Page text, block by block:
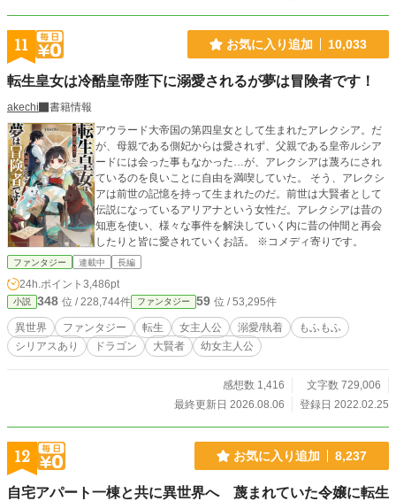
日に完結しておりますが、2021年4月14日より誤字脱字の直
し作業をしております。 作品としての変更はございません
が、修正がございます。 ご了承ください。 ※修正作業をし
ておりましたが2021年5月13日に終了致しました。 依然と
11 お気に入り追加 10,033
転生皇女は冷酷皇帝陛下に溺愛されるが夢は冒険者です！
akechi
書籍情報
アウラード大帝国の第四皇女として生まれたアレクシア。だ
が、母親である側妃からは愛されず、父親である皇帝ルシア
ードには会った事もなかった…が、アレクシアは蔑ろにされ
ているのを良いことに自由を満喫していた。 そう、アレクシ
アは前世の記憶を持って生まれたのだ。前世は大賢者として
伝説になっているアリアナという女性だ。アレクシアは昔の
知恵を使い、様々な事件を解決していく内に昔の仲間と再会
したりと皆に愛されていくお話。 ※コメディ寄りです。
ファンタジー 連載中 長編
24h.ポイント 3,486pt
小説 348 位 / 228,744件 ファンタジー 59 位 / 53,295件
異世界 ファンタジー 転生 女主人公 溺愛/執着
もふもふ
シリアスあり
ドラゴン 大賢者 幼女主人公
感想数 1,416
文字数 729,006
最終更新日 2026.08.06
登録日 2022.02.25
12 お気に入り追加 8,237
自宅アパート一棟と共に異世界へ 蔑まれていた令嬢に転生